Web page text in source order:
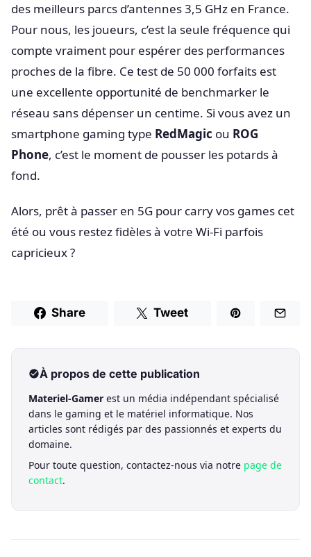
des meilleurs parcs d’antennes 3,5 GHz en France.
Pour nous, les joueurs, c’est la seule fréquence qui
compte vraiment pour espérer des performances
proches de la fibre. Ce test de 50 000 forfaits est
une excellente opportunité de benchmarker le
réseau sans dépenser un centime. Si vous avez un
smartphone gaming type RedMagic ou ROG
Phone, c’est le moment de pousser les potards à
fond.
Alors, prêt à passer en 5G pour carry vos games cet
été ou vous restez fidèles à votre Wi-Fi parfois
capricieux ?
Share Tweet
À propos de cette publication
Materiel-Gamer est un média indépendant spécialisé
dans le gaming et le matériel informatique. Nos
articles sont rédigés par des passionnés et experts du
domaine.
Pour toute question, contactez-nous via notre page de
contact.